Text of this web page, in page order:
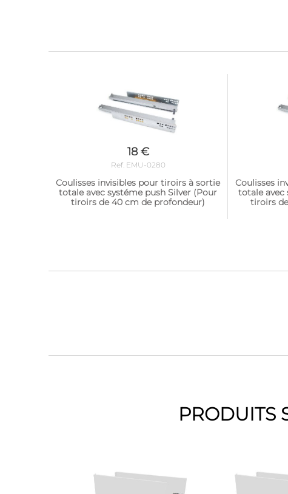
18 €
Ref. EMU-0280
Coulisses invisibles pour tiroirs à sortie
totale avec systéme push Silver (Pour
tiroirs de 40 cm de profondeur)
Coulisses
totale avec
tiroirs
PRODUITS